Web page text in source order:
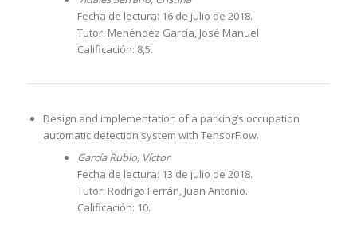
Fecha de lectura: 16 de julio de 2018.
Tutor: Menéndez García, José Manuel
Calificación: 8,5.
Design and implementation of a parking’s occupation
automatic detection system with TensorFlow.
García Rubio, Víctor
Fecha de lectura: 13 de julio de 2018.
Tutor: Rodrigo Ferrán, Juan Antonio.
Calificación: 10.